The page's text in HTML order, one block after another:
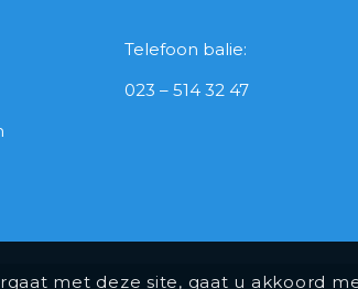
Telefoon balie:
023 – 514 32 47
met deze site, gaat u akkoord